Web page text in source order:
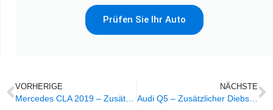
Prüfen Sie Ihr Auto
VORHERIGE NÄCHSTE
Audi Q5 – Zusätzlicher Diebstahlschutz